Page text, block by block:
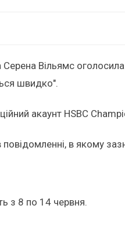
Вільямс
швидко".
акаунт HSBC
в якому
з 8 по 14 червня.